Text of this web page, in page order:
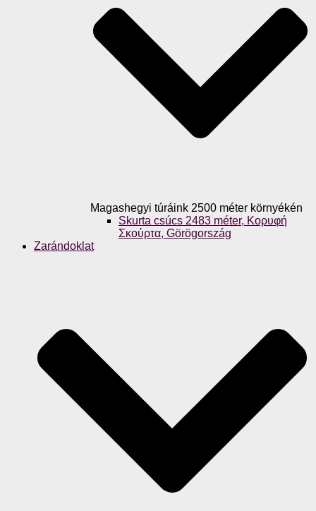
Magashegyi túráink 2500 méter környékén
Skurta csúcs 2483 méter, Κορυφή
Σκούρτα, Görögország
Zarándoklat